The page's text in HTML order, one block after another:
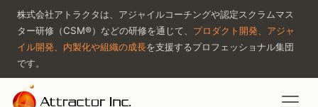
株式会社アトラクタは、アジャイルコーチングや認定スクラムマス
ター研修（CSM®）などの研修を通じて、 プロダクト開発、アジャ
イル開発、内製化や組織の成長を支援するプロフェッショナル集団
です。